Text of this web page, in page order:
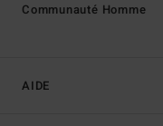
AIDE
Communauté Homme